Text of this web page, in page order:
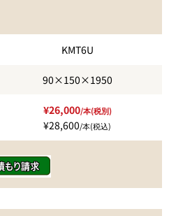
KMT6U
90×150×1950
¥26,000/本(税別)
¥28,600/本(税込)